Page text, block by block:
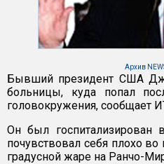
Архив
Бывший президент США
больницы, куда попал
головокружения, сообщает
Он был госпитализирован
почувствовал себя плохо
градусной жаре на Ранчо-